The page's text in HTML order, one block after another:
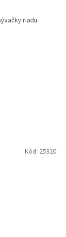
riadu.
Kód: 25320